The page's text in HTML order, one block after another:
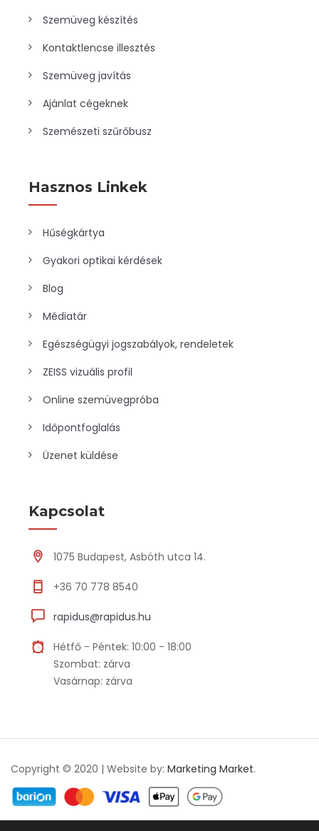
Szemüveg készítés
Kontaktlencse illesztés
Szemüveg javítás
Ajánlat cégeknek
Szemészeti szűrőbusz
Hasznos Linkek
Hűségkártya
Gyakori optikai kérdések
Blog
Médiatár
Egészségügyi jogszabályok, rendeletek
ZEISS vizuális profil
Online szemüvegpróba
Időpontfoglalás
Üzenet küldése
Kapcsolat
1075 Budapest, Asbóth utca 14.
+36 70 778 8540
rapidus@rapidus.hu
Hétfő - Péntek: 10:00 - 18:00
Szombat: zárva
Vasárnap: zárva
Copyright © 2020 | Website by: Marketing Market.